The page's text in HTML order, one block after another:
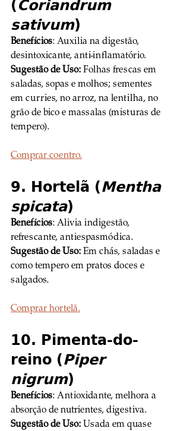
(Coriandrum
sativum)
Benefícios: Auxilia na digestão,
desintoxicante, anti-inflamatório.
Sugestão de Uso: Folhas frescas em
saladas, sopas e molhos; sementes
em curries, no arroz, na lentilha, no
grão de bico e massalas (misturas de
tempero).
Comprar coentro.
9. Hortelã (Mentha
spicata)
Benefícios: Alivia indigestão,
refrescante, antiespasmódica.
Sugestão de Uso: Em chás, saladas e
como tempero em pratos doces e
salgados.
Comprar hortelã.
10. Pimenta-do-
reino (Piper
nigrum)
Benefícios: Antioxidante, melhora a
absorção de nutrientes, digestiva.
Sugestão de Uso: Usada em quase